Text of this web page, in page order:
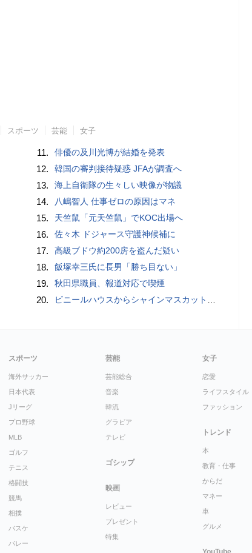
スポーツ 芸能 女子
11. 俳優の及川光博が結婚を発表
12. 韓国の審判接待疑惑 JFAが調査へ
13. 海上自衛隊の生々しい映像が物議
14. 八嶋智人 仕事ゼロの原因はマネ
15. 天竺鼠「元天竺鼠」でKOC出場へ
16. 佐々木 ドジャース守護神候補に
17. 高級ブドウ約200房を盗んだ疑い
18. 飯塚幸三氏に長男「勝ち目ない」
19. 秋田県職員、報道対応で喫煙
20. ビニールハウスからシャインマスカット約200房を盗んだ疑い ネットで販売か 無職の男（42）逮捕 岡山県警
スポーツ
海外サッカー
日本代表
Jリーグ
プロ野球
MLB
ゴルフ
テニス
格闘技
競馬
相撲
バスケ
バレー
芸能
芸能総合
音楽
韓流
グラビア
テレビ
ゴシップ
映画
レビュー
プレゼント
特集
女子
恋愛
ライフスタイル
ファッション
トレンド
本
教育・仕事
からだ
マネー
車
グルメ